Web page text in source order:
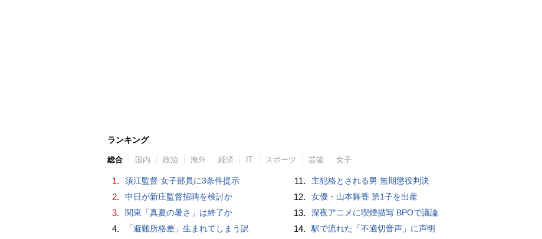
ランキング
総合 国内 政治 海外 経済 IT スポーツ 芸能 女子
1. 須江監督 女子部員に3条件提示
2. 中日が新庄監督招聘を検討か
3. 関東「真夏の暑さ」は終了か
4. 「避難所格差」生まれてしまう訳
11. 主犯格とされる男 無期懲役判決
12. 女優・山本舞香 第1子を出産
13. 深夜アニメに喫煙描写 BPOで議論
14. 駅で流れた「不適切音声」に声明